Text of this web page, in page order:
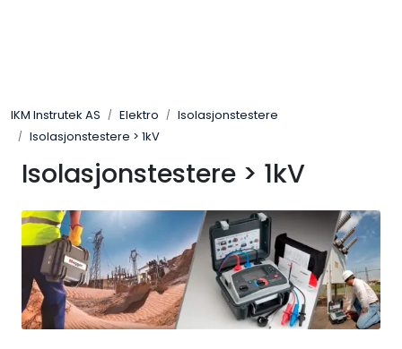
IKM Instrutek AS Elektro
Isolasjonstestere
Isolasjonstestere > 1kV
Isolasjonstestere > 1kV
Elektro
Elektronikk
Prosess
Frekvensomformere
Miljø og sikkerhet